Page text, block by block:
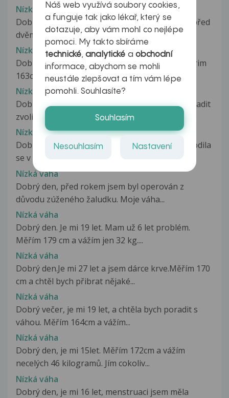
Nízká tepová frekvence
Dobrý den, chci se zeptat, příteli (25 let) se asi před
dvěma měsíci udělalo...
Nízká váha
Dobry den mam takovy dotaz vazim 45kg a merim
163cm jim co muzu a nejde mi pribrat...
Nízká váha
Dobrý den nevěděl sem kam tento problém zařadit
zvolil sem výživu. Je mi 23...
Nízká váha
Dobrý den,mám dcerku,které je 19 měsíců.Narodila
se v 35 tt akutním císařem.Porodní...
Nízká váha
Dobrý den, před rokem jsem byl operován z
důvodu zúženého žaludku. Moje váha...
Nízká váha
Dobrý den. Je mi 19 let. Mam už 6 let problém.
Měřím 179 cm a vážím jen 32 kg....
Nízká váha
Dobrý den.Je mi 27 let a jsem dárce krve.Měřím 170
cm a chtěl bych přibrat nějaké...
Nízká váha
Dobrý večer, je mi 19 let, a chtěla bych poradit s
váhou. Měřím 164cm a vážím...
Nízká váha
Dobrý den, je mi 15let. Měřím 172cm a vážím
necelých 46 kilogramů. Jím cokoliv...
Nízká váha
Dobrý den, je mi 16 let, menstruaci jsem měla
Náš web využívá soubory cookies,
a funguje tak jako lékař, který se
dotazuje, aby vám mohl co nejlépe
pomoci. My takto sbíráme
technické,analytické a obchodní
informace, abychom se mohli
neustále zlepšovat a tím vám lépe
pomohli. Souhlasíte?
Souhlasím
Nesouhlasím Nastavení